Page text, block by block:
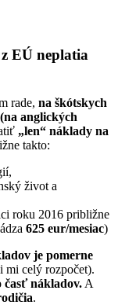
EÚ neplatia
rade, na škótskych
anglických
„len“ náklady na
takto:
život a
roku 2016 približne
625 eur/mesiac)
je pomerne
mi celý rozpočet).
časť nákladov. A
.